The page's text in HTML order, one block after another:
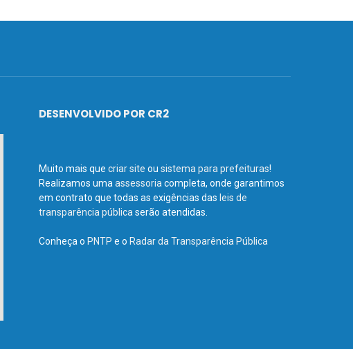
DESENVOLVIDO POR CR2
Muito mais que criar site ou sistema para prefeituras!
Realizamos uma assessoria completa, onde garantimos
em contrato que todas as exigências das leis de
transparência pública serão atendidas.
Conheça o PNTP e o Radar da Transparência Pública